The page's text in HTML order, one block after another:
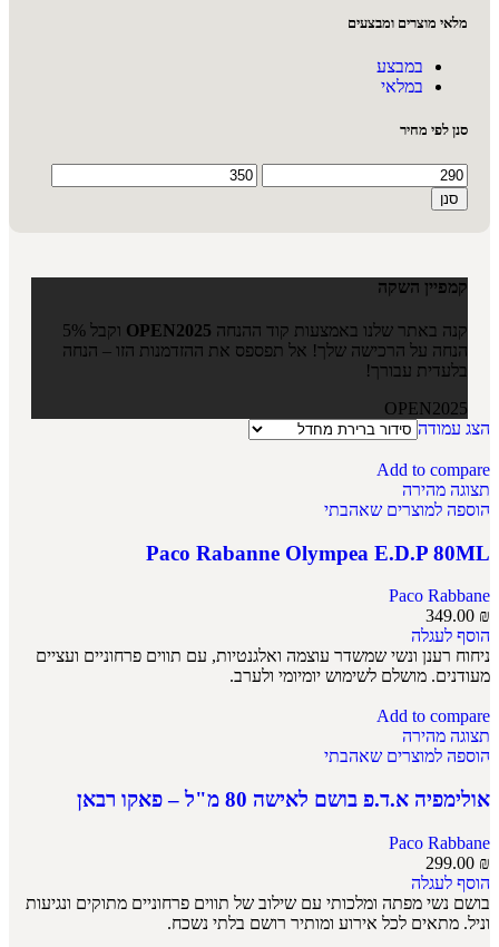
מלאי מוצרים ומבצעים
במבצע
במלאי
סנן לפי מחיר
סנן
קמפיין השקה
קנה באתר שלנו באמצעות קוד ההנחה OPEN2025
וקבל 5%
הנחה על הרכישה שלך! אל תפספס את ההזדמנות הזו – הנחה
בלעדית עבורך!
OPEN2025
הצג עמודה
Add to compare
תצוגה מהירה
הוספה למוצרים שאהבתי
Paco Rabanne Olympea E.D.P 80ML
Paco Rabbane
349.00 ₪
הוסף לעגלה
ניחוח רענן ונשי שמשדר עוצמה ואלגנטיות, עם תווים פרחוניים ועציים
מעודנים. מושלם לשימוש יומיומי ולערב.
Add to compare
תצוגה מהירה
הוספה למוצרים שאהבתי
אולימפיה א.ד.פ בושם לאישה 80 מ"ל – פאקו רבאן
Paco Rabbane
299.00 ₪
הוסף לעגלה
בושם נשי מפתה ומלכותי עם שילוב של תווים פרחוניים מתוקים ונגיעות
וניל. מתאים לכל אירוע ומותיר רושם בלתי נשכח.